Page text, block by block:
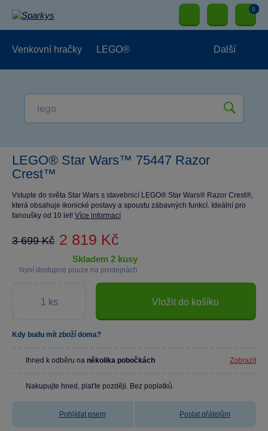
0
Venkovní hračky LEGO® Další
LEGO® Star Wars™ 75447 Razor
Crest™
Vstupte do světa Star Wars s stavebnicí LEGO® Star Wars® Razor Crest®,
která obsahuje ikonické postavy a spoustu zábavných funkcí. Ideální pro
fanoušky od 10 let! Více informací
3 699 Kč 2 819 Kč
skladem 2 kusy
Nyní dostupné pouze na prodejnách
Vložit do košíku
Kdy budu mít zboží doma?
Ihned k odběru na několika pobočkách Zobrazit
Nakupujte hned, plaťte později. Bez poplatků.
Pohlídat psem Poslat přátelům